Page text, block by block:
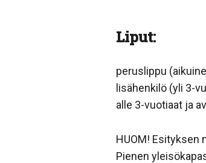
Liput:
peruslippu
lisähenkilö (yli 3-
alle 3-vuotiaat ja
HUOM! Esityksen
Pienen